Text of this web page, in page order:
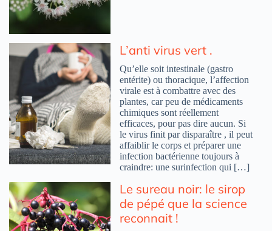
L’anti virus vert .
Qu’elle soit intestinale (gastro
entérite) ou thoracique, l’affection
virale est à combattre avec des
plantes, car peu de médicaments
chimiques sont réellement
efficaces, pour pas dire aucun. Si
le virus finit par disparaître , il peut
affaiblir le corps et préparer une
infection bactérienne toujours à
craindre: une surinfection qui […]
Le sureau noir: le sirop
de pépé que la science
reconnait !